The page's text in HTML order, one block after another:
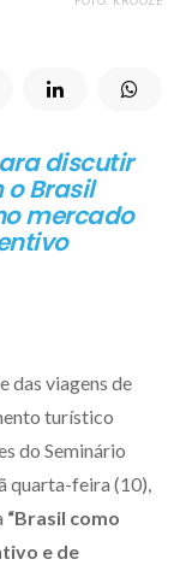
discutir
Brasil
mercado
e das viagens de
turístico
do Seminário
quarta-feira (10),
“Brasil como
e de